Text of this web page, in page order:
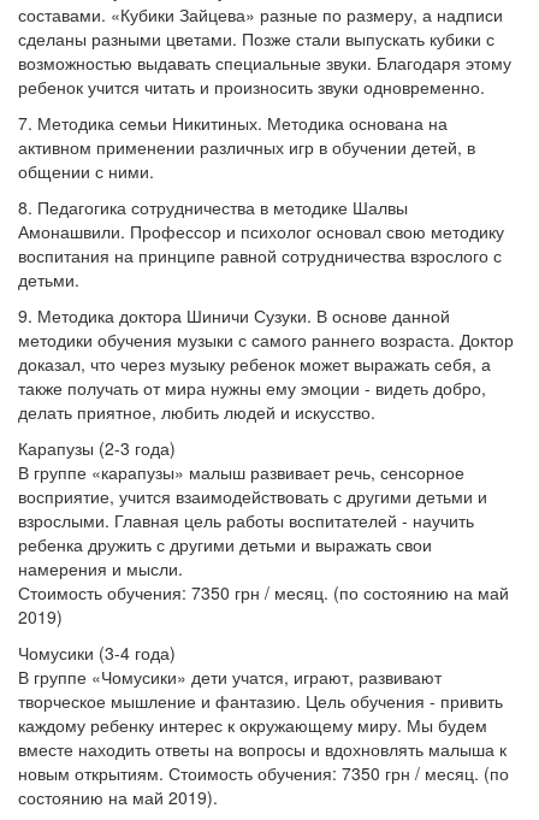
составами. «Кубики Зайцева» разные по размеру, а надписи
сделаны разными цветами. Позже стали выпускать кубики с
возможностью выдавать специальные звуки. Благодаря этому
ребенок учится читать и произносить звуки одновременно.
7. Методика семьи Никитиных. Методика основана на
активном применении различных игр в обучении детей, в
общении с ними.
8. Педагогика сотрудничества в методике Шалвы
Амонашвили. Профессор и психолог основал свою методику
воспитания на принципе равной сотрудничества взрослого с
детьми.
9. Методика доктора Шиничи Сузуки. В основе данной
методики обучения музыки с самого раннего возраста. Доктор
доказал, что через музыку ребенок может выражать себя, а
также получать от мира нужны ему эмоции - видеть добро,
делать приятное, любить людей и искусство.
Карапузы (2-3 года)
В группе «карапузы» малыш развивает речь, сенсорное
восприятие, учится взаимодействовать с другими детьми и
взрослыми. Главная цель работы воспитателей - научить
ребенка дружить с другими детьми и выражать свои
намерения и мысли.
Стоимость обучения: 7350 грн / месяц. (по состоянию на май
2019)
Чомусики (3-4 года)
В группе «Чомусики» дети учатся, играют, развивают
творческое мышление и фантазию. Цель обучения - привить
каждому ребенку интерес к окружающему миру. Мы будем
вместе находить ответы на вопросы и вдохновлять малыша к
новым открытиям. Стоимость обучения: 7350 грн / месяц. (по
состоянию на май 2019).